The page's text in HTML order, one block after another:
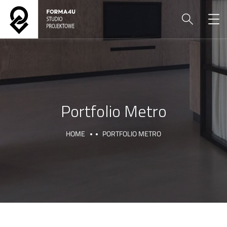
Portfolio Metro
HOME PORTFOLIO METRO